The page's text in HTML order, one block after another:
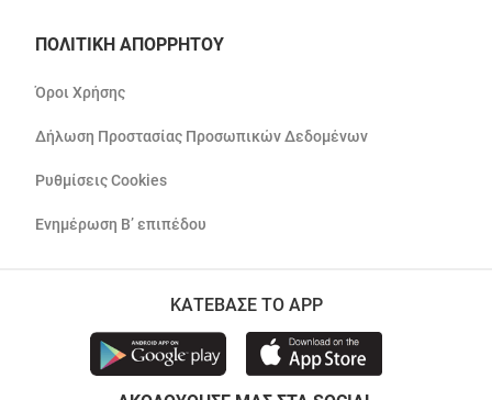
ΠΟΛΙΤΙΚΗ ΑΠΟΡΡΗΤΟΥ
Όροι Χρήσης
Δήλωση Προστασίας Προσωπικών Δεδομένων
Ρυθμίσεις Cookies
Ενημέρωση Β’ επιπέδου
ΚΑΤΕΒΑΣΕ ΤΟ APP